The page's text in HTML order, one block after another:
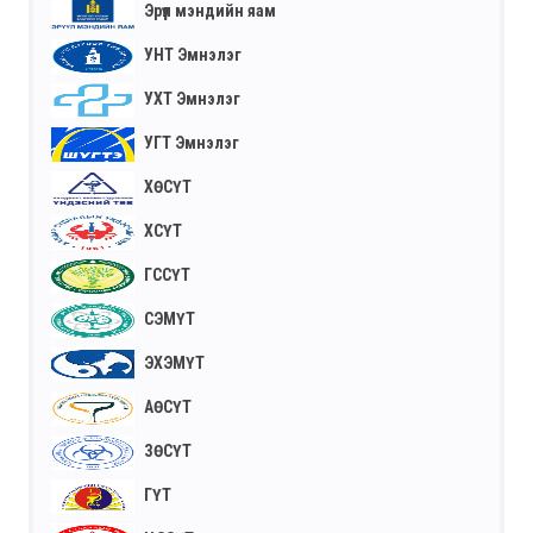
Эрүүл мэндийн яам
УНТ Эмнэлэг
УХТ Эмнэлэг
УГТ Эмнэлэг
ХӨСҮТ
ХСҮТ
ГССҮТ
СЭМҮТ
ЭХЭМҮТ
АӨСҮТ
ЗӨСҮТ
ГҮТ